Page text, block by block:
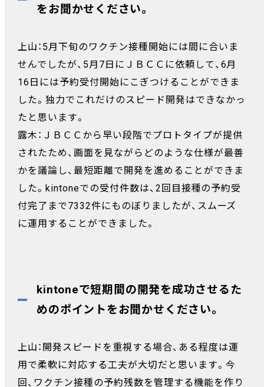
をお聞かせください。
上山：5月下旬のワクチン接種開始には間に合いま
せんでしたが、5月7日にＪＢＣＣに依頼して、6月
16日には予約受付開始にこぎつけることができま
した。独力でこれだけのスピード開発はできなかっ
たと思います。
露木：ＪＢＣＣから早い段階でプロトタイプが提供
されたため、画面を見ながらどのような仕様が最善
かを議論し、最短距離で開発を進めることができま
した。kintoneでの受付件数は、2回目接種の予約受
付完了まで7332件にものぼりましたが、スムーズ
に運用することができました。
kintoneで短期間の開発を成功させるた
めのポイントをお聞かせください。
上山：開発スピードを重視する場合、ある程度は運
用で柔軟に対応する工夫が大切だと思います。今
回、ワクチン接種の予約残数を管理する機能を作り